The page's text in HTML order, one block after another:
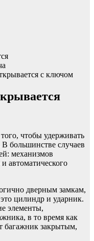
с ключом
чтобы удерживать
большинстве случаев
механизмов
автоматического
дверным замкам,
цилиндр и ударник.
элементы,
в то время как
багажник закрытым,